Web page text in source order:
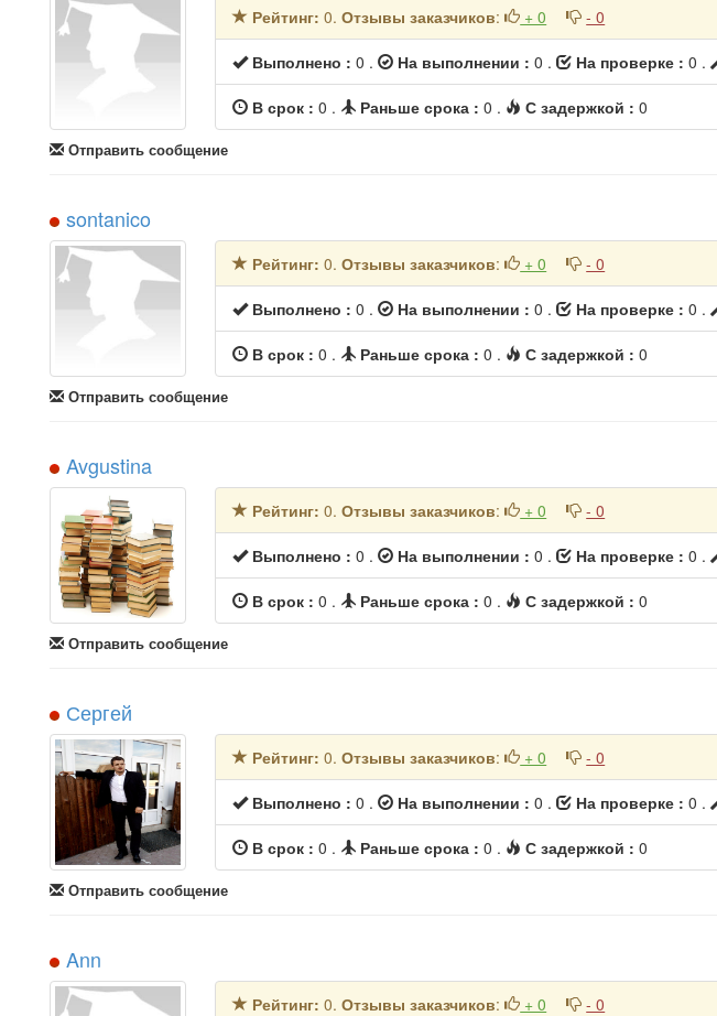
Отправить сообщение
Рейтинг:0.Отзывы заказчиков: + 0 - 0
Выполнено :0 . На выполнении :0 . На проверке :0 .
В срок :0 . Раньше срока :0 . С задержкой :0
sontanico
Отправить сообщение
Рейтинг:0.Отзывы заказчиков: + 0 - 0
Выполнено :0 . На выполнении :0 . На проверке :0 .
В срок :0 . Раньше срока :0 . С задержкой :0
Avgustina
Отправить сообщение
Рейтинг:0.Отзывы заказчиков: + 0 - 0
Выполнено :0 . На выполнении :0 . На проверке :0 .
В срок :0 . Раньше срока :0 . С задержкой :0
Сергей
Отправить сообщение
Рейтинг:0.Отзывы заказчиков: + 0 - 0
Выполнено :0 . На выполнении :0 . На проверке :0 .
В срок :0 . Раньше срока :0 . С задержкой :0
Ann
Рейтинг:0.Отзывы заказчиков: + 0 - 0